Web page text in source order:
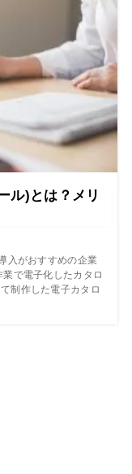
ル)とは？メリ
入がおすすめの企業
で電子化したカタロ
制作した電子カタロ